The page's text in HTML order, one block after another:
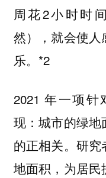
周花2小时时
然），就会使
乐。*2
2021 年一项
现：城市的绿
的正相关。研
地面积，为居